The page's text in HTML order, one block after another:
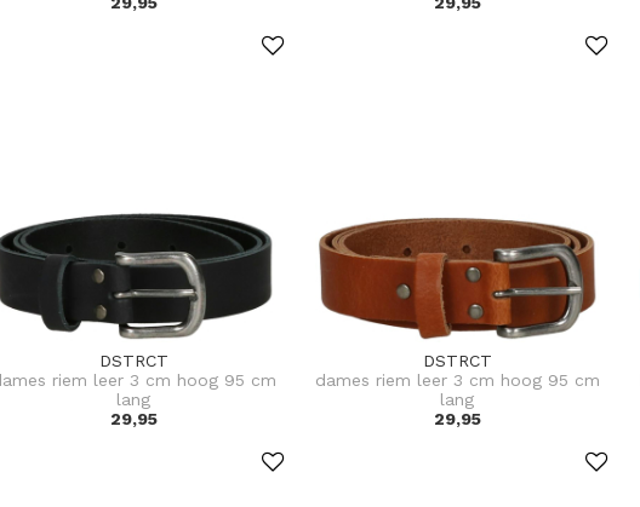
DSTRCT
riem leer 3 cm hoog 95 cm
lang
29,95
DSTRCT
dames riem leer 3 cm hoog 95 cm
lang
29,95